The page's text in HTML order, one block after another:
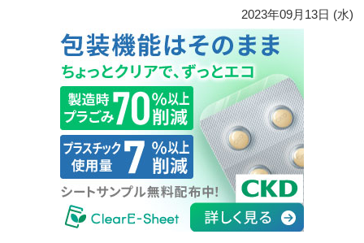
2023年09月13日 (水)